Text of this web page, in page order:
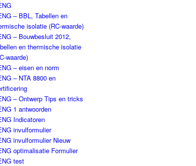
– BBL, Tabellen en
isolatie (RC-waarde)
– Bouwbesluit 2012,
en thermische isolatie
waarde)
– eisen en norm
– NTA 8800 en
– Ontwerp Tips en tricks
1 antwoorden
Indicatoren
invulformulier
invulformulier Nieuw
optimalisatie Formulier
test